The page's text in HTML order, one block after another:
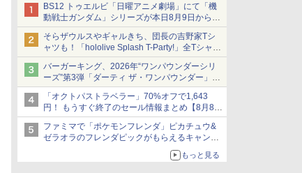
BS12 トゥエルビ「日曜アニメ劇場」にて「機
動戦士ガンダム」シリーズが本日8月9日から8
週連続で放送
初回は「機動戦士ガンダム【HDリマスター
版】」
そらザウルスやギャルきち、団長の吉野家Tシ
ャツも！「hololive Splash T-Party!」全Tシャツ
ラインナップ公開＆オンライン販売開始
バーガーキング、2026年“ワンパウンダーシリ
ーズ”第3弾「ダーティ ザ・ワンパウンダー」を
8月7日発売
「特製ガーリックマヨソース」を使用した超大
型チーズバーガー
「オクトパストラベラー」70%オフで1,643
円！ もうすぐ終了のセール情報まとめ【8月8日
更新】
ニンテンドーeショップでは「大神 絶景版」が
67%オフで990円
ファミマで「ポケモンフレンダ」ピカチュウ&
ゼラオラのフレンダピックがもらえるキャンペ
もっと見る